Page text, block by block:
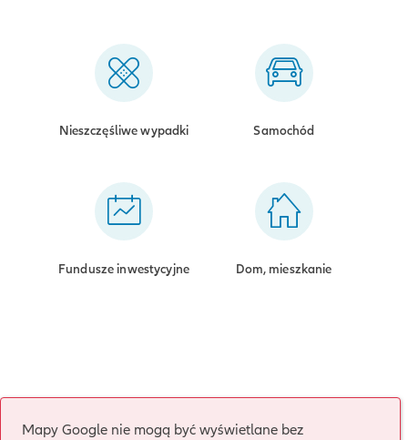
Nieszczęśliwe wypadki Samochód
Fundusze inwestycyjne Dom, mieszkanie
Mapy Google nie mogą być wyświetlane bez